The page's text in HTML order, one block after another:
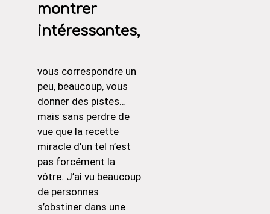
montrer
intéressantes,
vous correspondre un
peu, beaucoup, vous
donner des pistes…
mais sans perdre de
vue que la recette
miracle d’un tel n’est
pas forcément la
vôtre. J’ai vu beaucoup
de personnes
s’obstiner dans une